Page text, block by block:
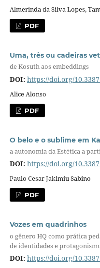
Almerinda da Silva Lopes,
PDF
Uma, três ou cadeiras
de Kosuth aos embeddings
DOI: https://doi.org/
Alice Alonso
PDF
O belo e o sublime em
a autonomia da Estética a
DOI: https://doi.org/
Paulo Cesar Jakimiu Sabino
PDF
Vozes em quadrinhos
o gênero HQ como prática
de identidades e
DOI: https://doi.org/